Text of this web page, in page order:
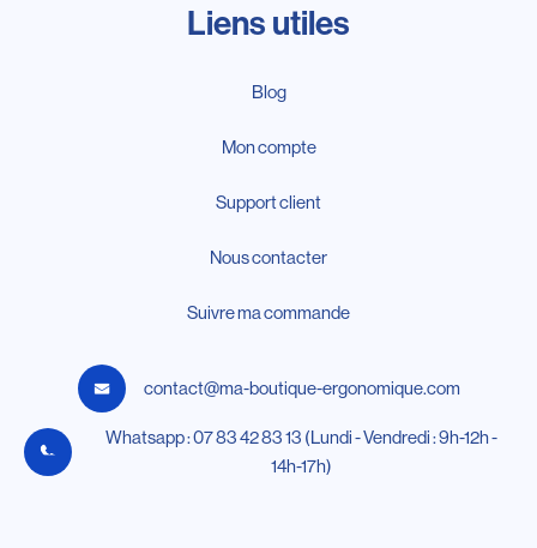
Liens utiles
Blog
Mon compte
Support client
Nous contacter
Suivre ma commande
contact@ma-boutique-ergonomique.com
Whatsapp : 07 83 42 83 13 (Lundi - Vendredi : 9h-12h -
14h-17h)